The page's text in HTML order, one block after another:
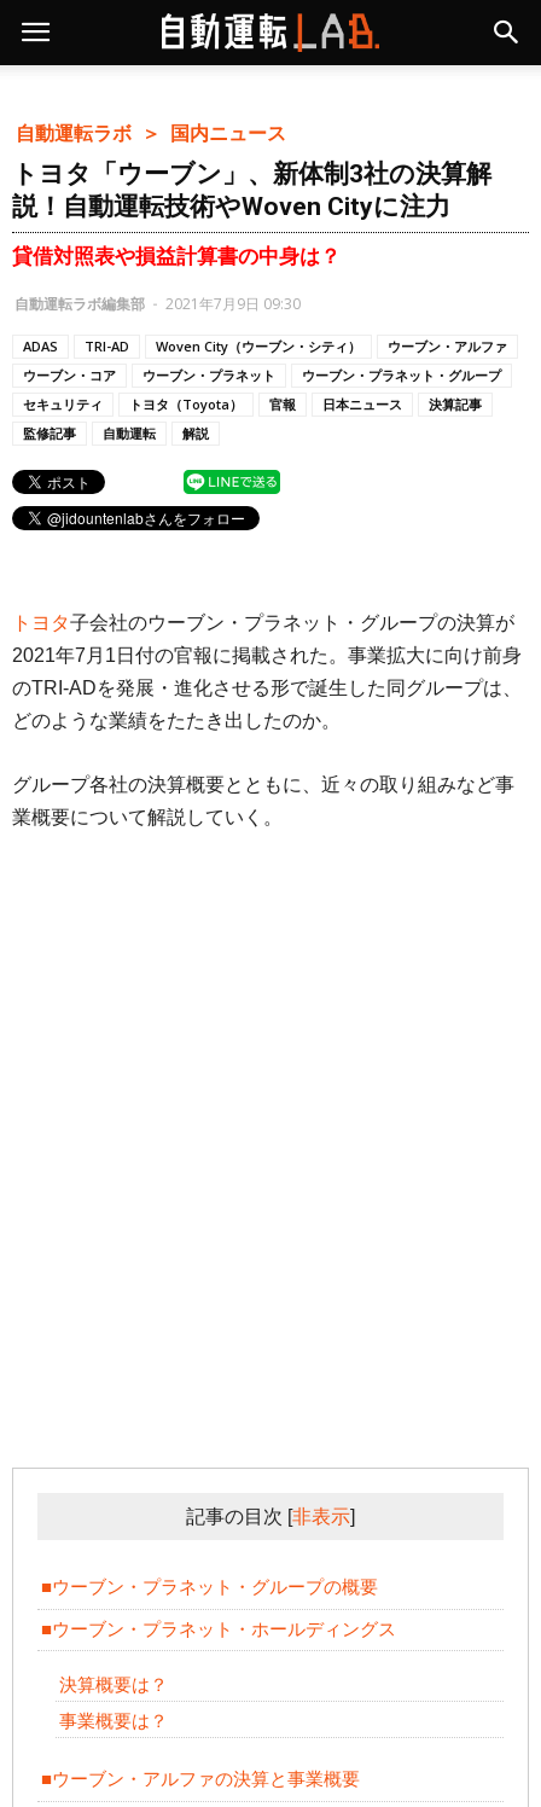
自動運転ラボ ＞ 国内ニュース
トヨタ「ウーブン」、新体制3社の決算解
説！自動運転技術やWoven Cityに注力
貸借対照表や損益計算書の中身は？
自動運転ラボ編集部 - 2021年7月9日 09:30
ADAS TRI-AD Woven City（ウーブン・シティ）
ウーブン・アルファ
ウーブン・コア
ウーブン・プラネット
ウーブン・プラネット・グループ
セキュリティ
トヨタ（Toyota） 官報 日本ニュース
決算記事
監修記事
自動運転 解説
トヨタ子会社のウーブン・プラネット・グループの決算が
2021年7月1日付の官報に掲載された。事業拡大に向け前身
のTRI-ADを発展・進化させる形で誕生した同グループは、
どのような業績をたたき出したのか。
グループ各社の決算概要とともに、近々の取り組みなど事
業概要について解説していく。
記事の目次 [非表示]
■ウーブン・プラネット・グループの概要
■ウーブン・プラネット・ホールディングス
決算概要は？
事業概要は？
■ウーブン・アルファの決算と事業概要